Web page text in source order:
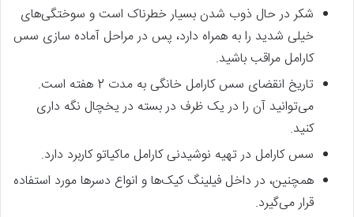
شکر در حال ذوب شدن بسیار خطرناک است و سوختگی‌های
خیلی شدید را به همراه دارد، پس در مراحل آماده سازی سس
کارامل مراقب باشید.
تاریخ انقضای سس کارامل خانگی به مدت 2 هفته است.
می‌توانید آن را در یک ظرف در بسته در یخچال نگه داری
کنید.
سس کارامل در تهیه نوشیدنی کارامل ماکیاتو کاربرد دارد.
همچنین، در داخل فیلینگ کیک‌ها و انواع دسرها مورد استفاده
قرار می‌گیرد.